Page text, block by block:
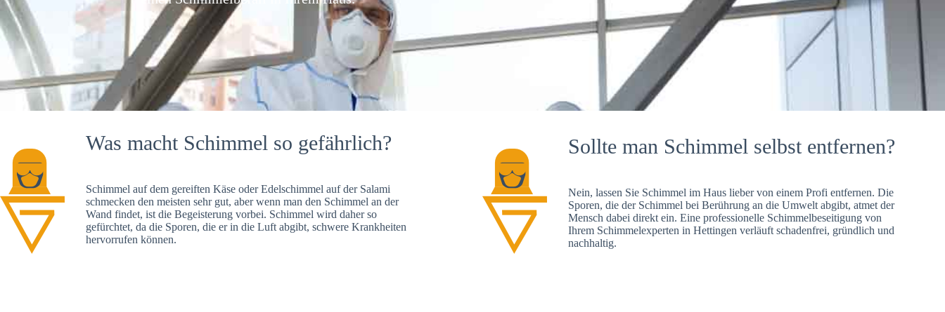
Was macht Schimmel so gefährlich?
Schimmel auf dem gereiften Käse oder Edelschimmel auf der Salami
schmecken den meisten sehr gut, aber wenn man den Schimmel an der
Wand findet, ist die Begeisterung vorbei. Schimmel wird daher so
gefürchtet, da die Sporen, die er in die Luft abgibt, schwere Krankheiten
hervorrufen können.
Sollte man Schimmel selbst entfernen?
Nein, lassen Sie Schimmel im Haus lieber von einem Profi entfernen. Die
Sporen, die der Schimmel bei Berührung an die Umwelt abgibt, atmet der
Mensch dabei direkt ein. Eine professionelle Schimmelbeseitigung von
Ihrem Schimmelexperten in Hettingen verläuft schadenfrei, gründlich und
nachhaltig.